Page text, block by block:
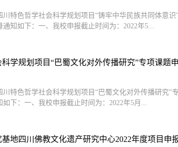
川特色哲学社会科学规划项目“铸牢中华民族共同体意
知如下：一、我校申报截止时间为：2022年5...
学规划项目“巴蜀文化对外传播研究”专项课题
特色哲学社会科学规划项目“巴蜀文化对外传播研究”
下：一、我校申报截止时间为：2022年5月...
地四川佛教文化遗产研究中心2022年度项目申